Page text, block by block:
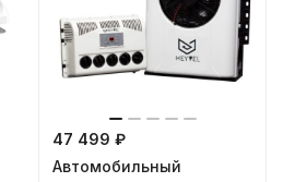
47 499 ₽
Автомобильный